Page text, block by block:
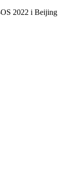
2022 i Beijing